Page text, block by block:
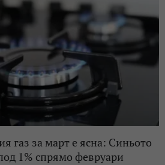
газ за март е ясна: Синьото
1% спрямо февруари